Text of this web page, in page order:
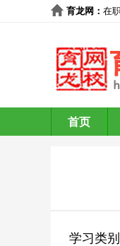
育龙网 ： 在
首页
学习类别